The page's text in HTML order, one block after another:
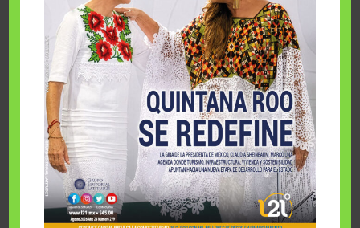
Fairmont Mayakoba y Make-A-Wish México unieron
esfuerzos para hacer realidad el deseo de una …